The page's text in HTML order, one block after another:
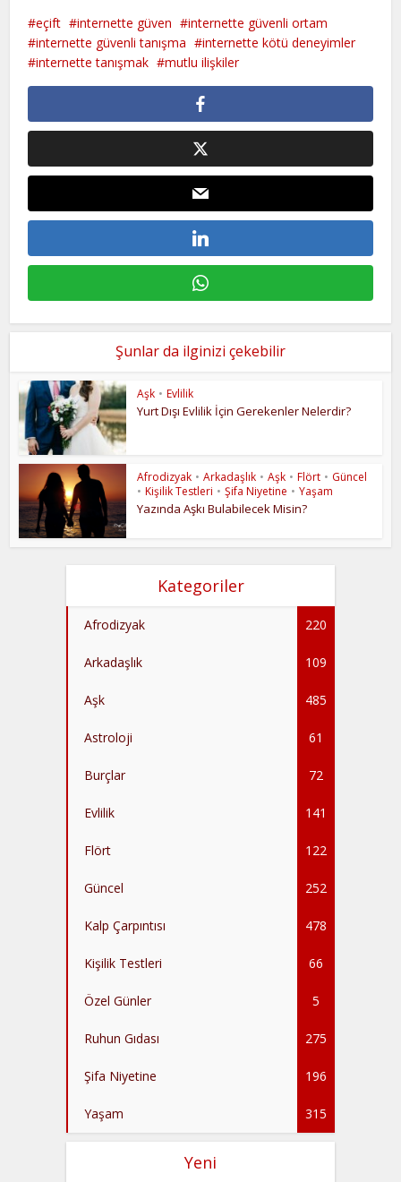
eçift internette güven
internette güvenli ortam
internette güvenli tanışma
internette kötü deneyimler
internette tanışmak
mutlu ilişkiler
Şunlar da ilginizi çekebilir
Aşk • Evlilik
Yurt Dışı Evlilik İçin Gerekenler Nelerdir?
Afrodizyak • Arkadaşlık • Aşk • Flört • Güncel
• Kişilik Testleri • Şifa Niyetine • Yaşam
Yazında Aşkı Bulabilecek Misin?
Kategoriler
Afrodizyak 220
Arkadaşlık 109
Aşk 485
Astroloji 61
Burçlar 72
Evlilik 141
Flört 122
Güncel 252
Kalp Çarpıntısı 478
Kişilik Testleri 66
Özel Günler 5
Ruhun Gıdası 275
Şifa Niyetine 196
Yaşam 315
Yeni